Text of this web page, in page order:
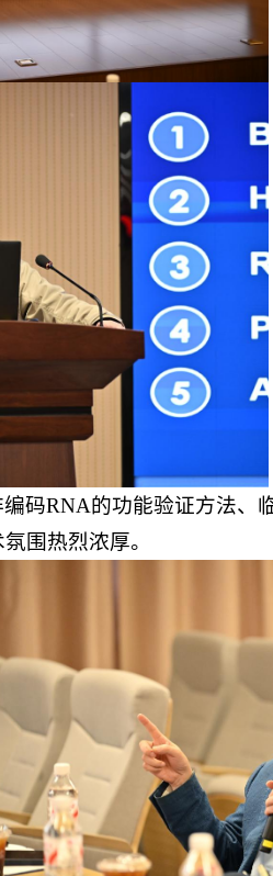
码RNA的功能验证方法、
围热烈浓厚。